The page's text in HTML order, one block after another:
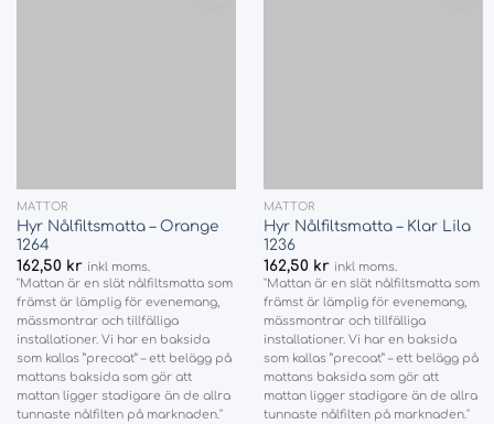
MATTOR
Hyr Nålfiltsmatta – Orange
1264
162,50 kr inkl moms.
"Mattan är en slät nålfiltsmatta som
främst är lämplig för evenemang,
mässmontrar och tillfälliga
installationer. Vi har en baksida
som kallas ”precoat” – ett belägg på
mattans baksida som gör att
mattan ligger stadigare än de allra
tunnaste nålfilten på marknaden."
MATTOR
Hyr Nålfiltsmatta – Klar Lila
1236
162,50 kr inkl moms.
"Mattan är en slät nålfiltsmatta som
främst är lämplig för evenemang,
mässmontrar och tillfälliga
installationer. Vi har en baksida
som kallas ”precoat” – ett belägg på
mattans baksida som gör att
mattan ligger stadigare än de allra
tunnaste nålfilten på marknaden."